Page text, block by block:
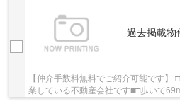
過去掲載物
【仲介手数料無料でご紹介可能です】
業している不動産会社です■□歩いて